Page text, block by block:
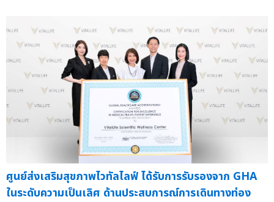
ศูนย์ส่งเสริมสุขภาพไวทัลไลฟ์ ได้รับการรับรองจาก GHA
ในระดับความเป็นเลิศ ด้านประสบการณ์การเดินทางท่อง